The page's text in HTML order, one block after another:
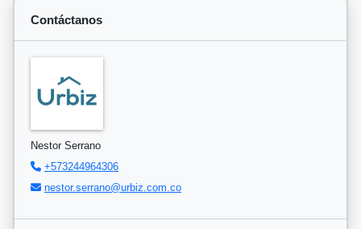
Contáctanos
Nestor Serrano
+573244964306
nestor.serrano@urbiz.com.co